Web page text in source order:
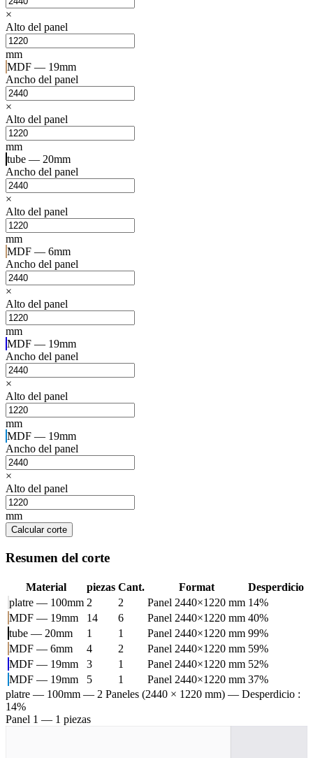
×
Alto del panel
mm
MDF — 19mm
Ancho del panel
×
Alto del panel
mm
tube — 20mm
Ancho del panel
×
Alto del panel
mm
MDF — 6mm
Ancho del panel
×
Alto del panel
mm
MDF — 19mm
Ancho del panel
×
Alto del panel
mm
MDF — 19mm
Ancho del panel
×
Alto del panel
mm
Calcular corte
Resumen del corte
Material piezas Cant. Format
Desperdicio
platre — 100mm 2 2 Panel 2440×1220 mm 14%
MDF — 19mm
14 6 Panel 2440×1220 mm 40%
tube — 20mm
1 1 Panel 2440×1220 mm 99%
MDF — 6mm
4 2 Panel 2440×1220 mm 59%
MDF — 19mm
3 1 Panel 2440×1220 mm 52%
MDF — 19mm
5 1 Panel 2440×1220 mm 37%
platre — 100mm — 2 Paneles (2440 × 1220 mm) — Desperdicio :
14%
Panel 1 — 1 piezas